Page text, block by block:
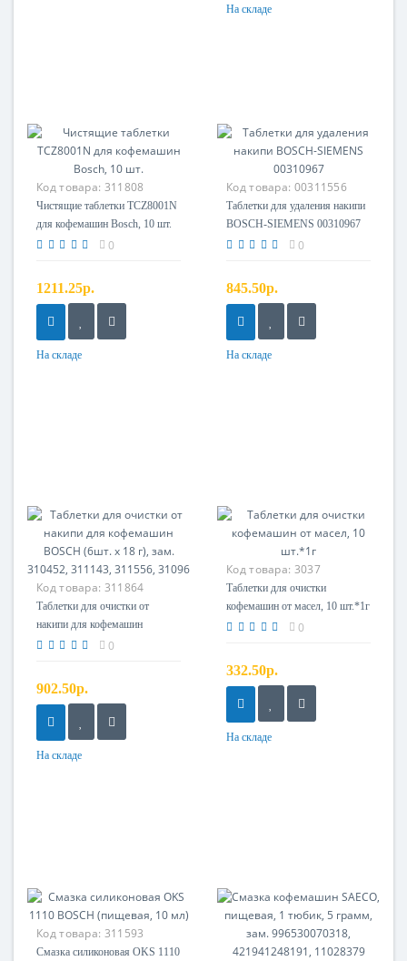
На складе
Код товара: 311808
Чистящие таблетки TCZ8001N
для кофемашин Bosch, 10 шт.
0
1211.25р.
На складе
Код товара: 00311556
Таблетки для удаления накипи
BOSCH-SIEMENS 00310967
0
845.50р.
На складе
Код товара: 311864
Таблетки для очистки от
накипи для кофемашин
BOSCH (6шт. х 18 г), зам.
0
902.50р.
На складе
Код товара: 3037
Таблетки для очистки
кофемашин от масел, 10 шт.*1г
0
332.50р.
На складе
Код товара: 311593
Смазка силиконовая OKS 1110